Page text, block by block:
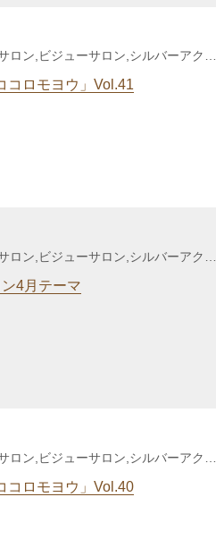
ロン,ビジューサロン,シルバーアクセ
サロン,enjoy life養成講座,
カラーセラピー講座,個人セッショ
コロモヨウ」Vol.41
ロン,ビジューサロン,シルバーアクセ
カラーセラピー講座,enjoy lifeカウ
4月テーマ
ロン,ビジューサロン,シルバーアクセ
カラーセラピー講座,個人セッショ
コロモヨウ」Vol.40